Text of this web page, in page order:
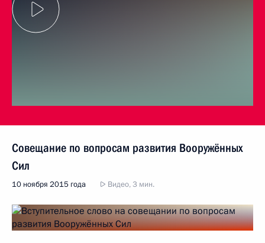
Совещание по вопросам развития Вооружённых
Сил
10 ноября 2015 года Видео, 3 мин.